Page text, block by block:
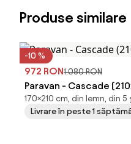
Produse similare
-10 %
972 RON1.080 RON
Paravan - Cascade
170×210 cm, din lemn, din
Livrare în peste 1